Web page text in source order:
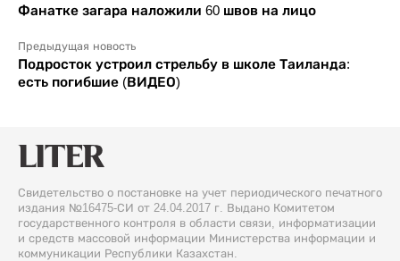
Фанатке загара наложили 60 швов на лицо
Предыдущая новость
Подросток устроил стрельбу в школе Таиланда:
есть погибшие (ВИДЕО)
Свидетельство о постановке на учет периодического печатного
издания №16475-СИ от 24.04.2017 г. Выдано Комитетом
государственного контроля в области связи, информатизации
и средств массовой информации Министерства информации и
коммуникации Республики Казахстан.